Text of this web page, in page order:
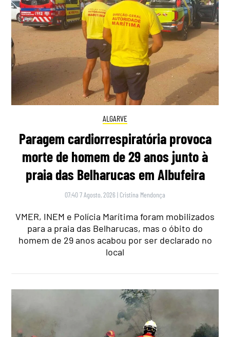
ALGARVE
Paragem cardiorrespiratória provoca
morte de homem de 29 anos junto à
praia das Belharucas em Albufeira
07:40 7 Agosto, 2026 | Cristina Mendonça
VMER, INEM e Polícia Marítima foram mobilizados
para a praia das Belharucas, mas o óbito do
homem de 29 anos acabou por ser declarado no
local